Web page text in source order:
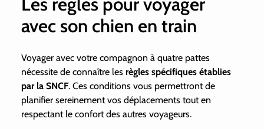
avec son chien en train
Voyager avec votre compagnon à quatre pattes
nécessite de connaître les règles spécifiques établies
par la SNCF. Ces conditions vous permettront de
planifier sereinement vos déplacements tout en
respectant le confort des autres voyageurs.